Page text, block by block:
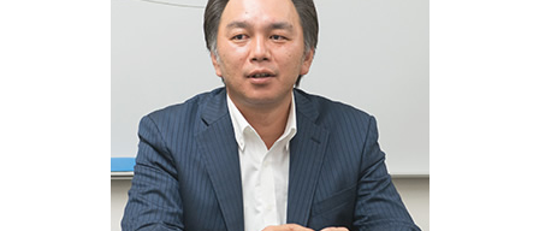
中小企業経営力強化資金 とは
飲食店 開業 流れ
税務相談 横浜市 相談
起業支援 藤沢市 税理士
起業支援 三重県 税理士
会社設立 三重県 相談
税務相談 静岡県 税理士 相談
許認可 三重県 税理士 相談
経営相談 神奈川県 相談
営業 許認可 申請 横浜市 相談